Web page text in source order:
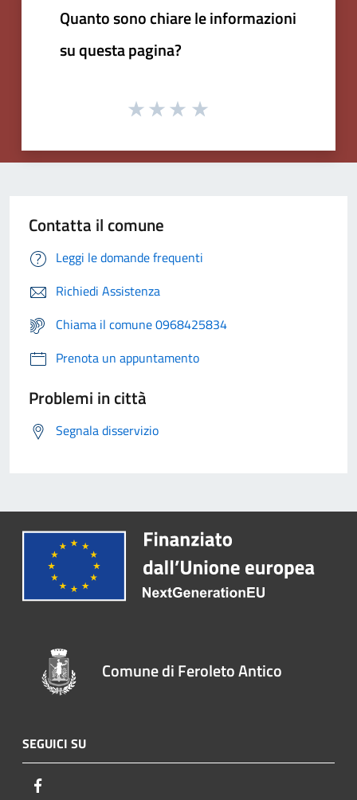
Quanto sono chiare le informazioni
su questa pagina?
Contatta il comune
Leggi le domande frequenti
Richiedi Assistenza
Chiama il comune 0968425834
Prenota un appuntamento
Problemi in città
Segnala disservizio
Comune di Feroleto Antico
SEGUICI SU